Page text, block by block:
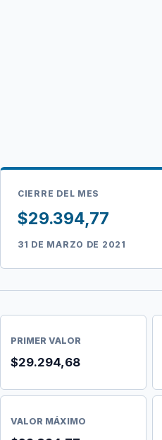
CIERRE DEL MES
$29.394,77
31 DE MARZO DE 2021
PRIMER VALOR
$29.294,68
VALOR MÁXIMO